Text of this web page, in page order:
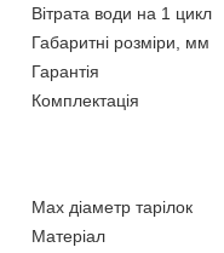
Вітрата води на 1 цикл
Габаритні розміри, мм
Гарантія
Комплектація
Мax діаметр тарілок
Матеріал